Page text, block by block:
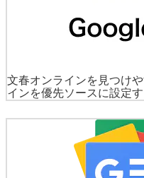
文春オンラインを見つけ
インを優先ソースに設定す